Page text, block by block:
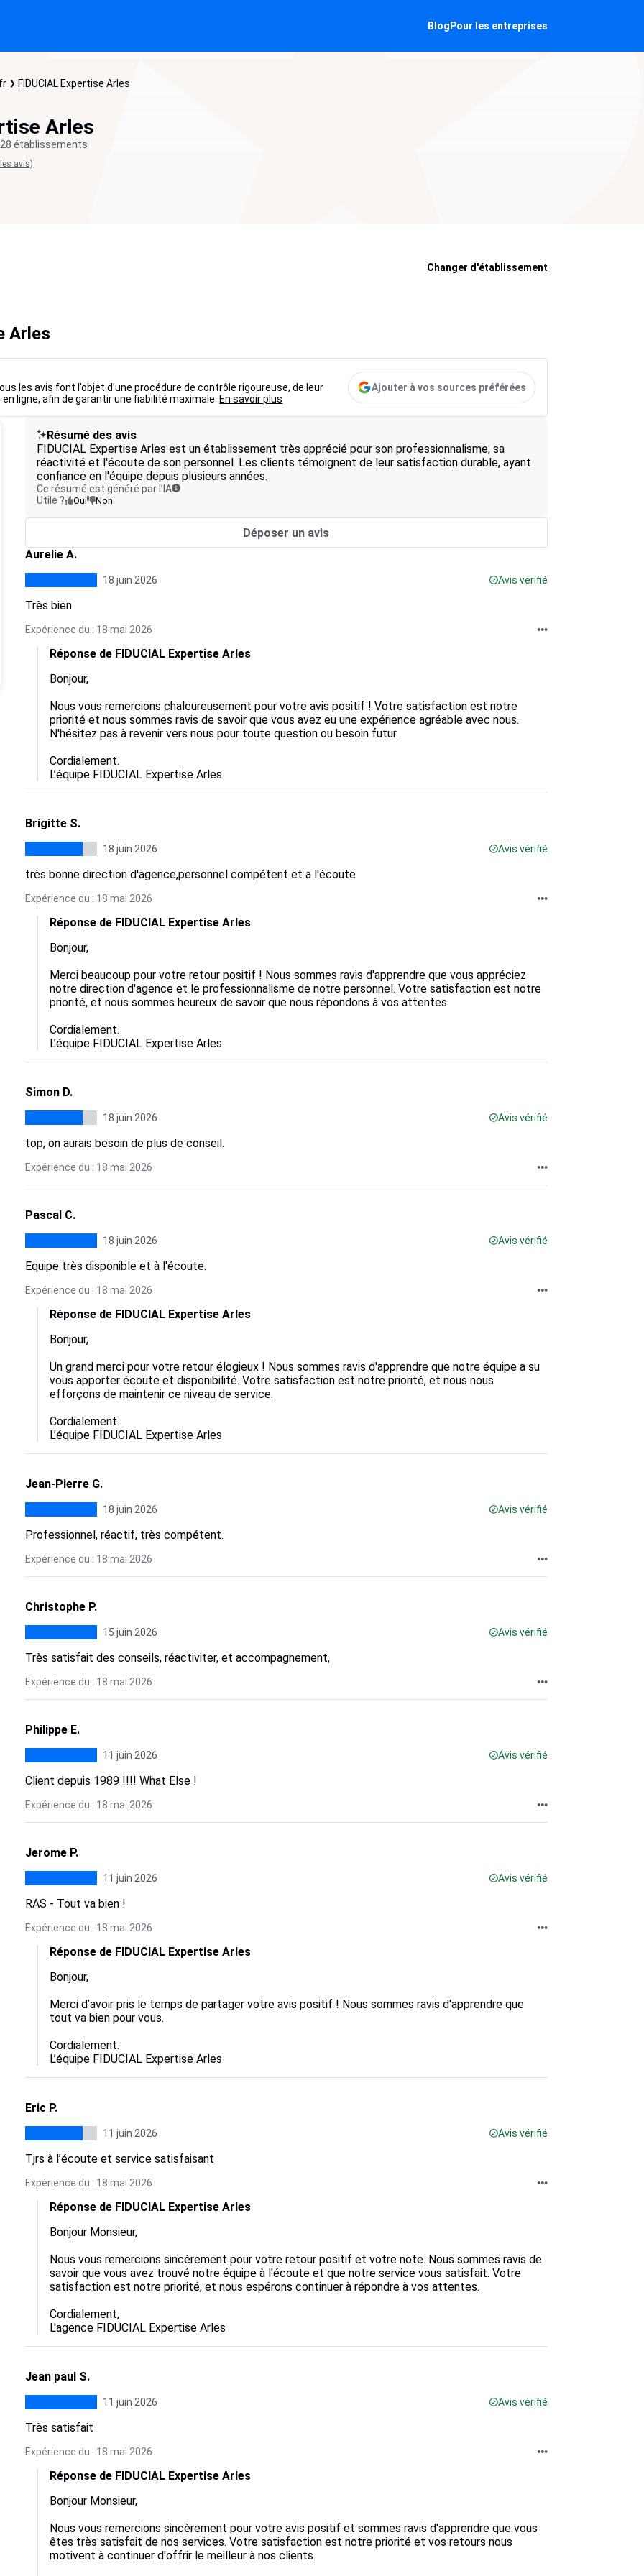
Blog Pour les entreprises
FIDUCIAL Expertise Arles
Arles
établissements
avis)
Changer d'établissement
Arles
les avis font l’objet d’une procédure de contrôle rigoureuse, de leur
ligne, afin de garantir une fiabilité maximale. En savoir plus
Ajouter à vos sources préférées
Résumé des avis
FIDUCIAL Expertise Arles est un établissement très apprécié pour son professionnalisme, sa
réactivité et l'écoute de son personnel. Les clients témoignent de leur satisfaction durable, ayant
confiance en l'équipe depuis plusieurs années.
Ce résumé est généré par l’IA
Utile ?
Oui Non
Déposer un avis
Aurelie A.
18 juin 2026 Avis vérifié
Très bien
Expérience du : 18 mai 2026
Réponse de FIDUCIAL Expertise Arles
Bonjour,
Nous vous remercions chaleureusement pour votre avis positif ! Votre satisfaction est notre
priorité et nous sommes ravis de savoir que vous avez eu une expérience agréable avec nous.
N'hésitez pas à revenir vers nous pour toute question ou besoin futur.
Cordialement.
L’équipe FIDUCIAL Expertise Arles
Brigitte S.
18 juin 2026 Avis vérifié
très bonne direction d'agence,personnel compétent et a l'écoute
Expérience du : 18 mai 2026
Réponse de FIDUCIAL Expertise Arles
Bonjour,
Merci beaucoup pour votre retour positif ! Nous sommes ravis d'apprendre que vous appréciez
notre direction d'agence et le professionnalisme de notre personnel. Votre satisfaction est notre
priorité, et nous sommes heureux de savoir que nous répondons à vos attentes.
Cordialement.
L’équipe FIDUCIAL Expertise Arles
Simon D.
18 juin 2026 Avis vérifié
top, on aurais besoin de plus de conseil.
Expérience du : 18 mai 2026
Pascal C.
18 juin 2026 Avis vérifié
Equipe très disponible et à l'écoute.
Expérience du : 18 mai 2026
Réponse de FIDUCIAL Expertise Arles
Bonjour,
Un grand merci pour votre retour élogieux ! Nous sommes ravis d'apprendre que notre équipe a su
vous apporter écoute et disponibilité. Votre satisfaction est notre priorité, et nous nous
efforçons de maintenir ce niveau de service.
Cordialement.
L’équipe FIDUCIAL Expertise Arles
Jean-Pierre G.
18 juin 2026 Avis vérifié
Professionnel, réactif, très compétent.
Expérience du : 18 mai 2026
Christophe P.
15 juin 2026 Avis vérifié
Très satisfait des conseils, réactiviter, et accompagnement,
Expérience du : 18 mai 2026
Philippe E.
11 juin 2026 Avis vérifié
Client depuis 1989 !!!! What Else !
Expérience du : 18 mai 2026
Jerome P.
11 juin 2026 Avis vérifié
RAS - Tout va bien !
Expérience du : 18 mai 2026
Réponse de FIDUCIAL Expertise Arles
Bonjour,
Merci d’avoir pris le temps de partager votre avis positif ! Nous sommes ravis d'apprendre que
tout va bien pour vous.
Cordialement.
L’équipe FIDUCIAL Expertise Arles
Eric P.
11 juin 2026 Avis vérifié
Tjrs à l’écoute et service satisfaisant
Expérience du : 18 mai 2026
Réponse de FIDUCIAL Expertise Arles
Bonjour Monsieur,
Nous vous remercions sincèrement pour votre retour positif et votre note. Nous sommes ravis de
savoir que vous avez trouvé notre équipe à l'écoute et que notre service vous satisfait. Votre
satisfaction est notre priorité, et nous espérons continuer à répondre à vos attentes.
Cordialement,
L'agence FIDUCIAL Expertise Arles
Jean paul S.
11 juin 2026 Avis vérifié
Très satisfait
Expérience du : 18 mai 2026
Réponse de FIDUCIAL Expertise Arles
Bonjour Monsieur,
Nous vous remercions sincèrement pour votre avis positif et sommes ravis d'apprendre que vous
êtes très satisfait de nos services. Votre satisfaction est notre priorité et vos retours nous
motivent à continuer d'offrir le meilleur à nos clients.